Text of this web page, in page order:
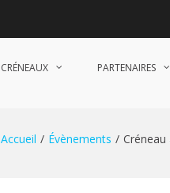
CRÉNEAUX PARTENAIRES
Accueil Évènements